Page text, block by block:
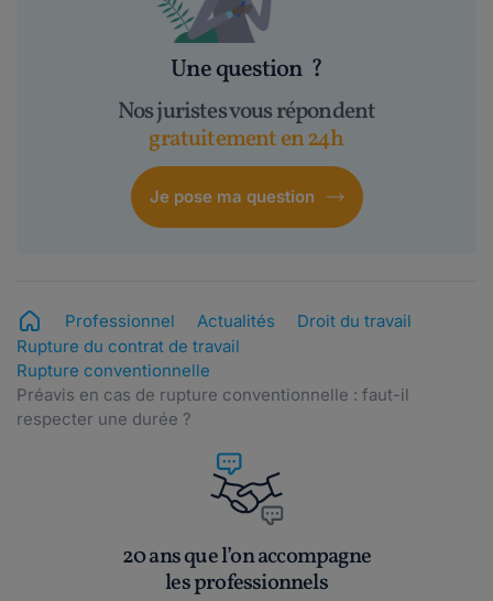
Une question ?
Nos juristes vous répondent
gratuitement en 24h
Je pose ma question
Professionnel Actualités
Droit du travail
Rupture du contrat de travail
Rupture conventionnelle
Préavis en cas de rupture conventionnelle : faut-il
respecter une durée ?
20 ans que l’on accompagne
les professionnels